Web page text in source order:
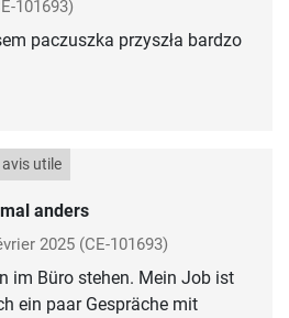
101693)
paczuszka przyszła bardzo
anders
utile
2025 (CE-101693)
im Büro stehen. Mein Job ist
ein paar Gespräche mit